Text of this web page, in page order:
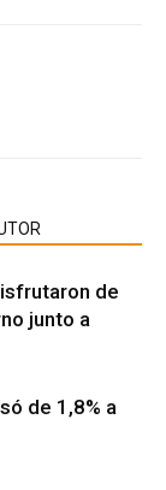
de
junto a
de 1,8% a